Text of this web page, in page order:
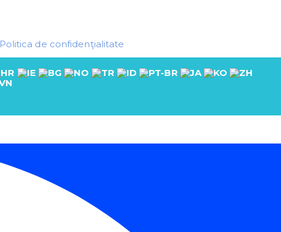
Politica de confidenţialitate